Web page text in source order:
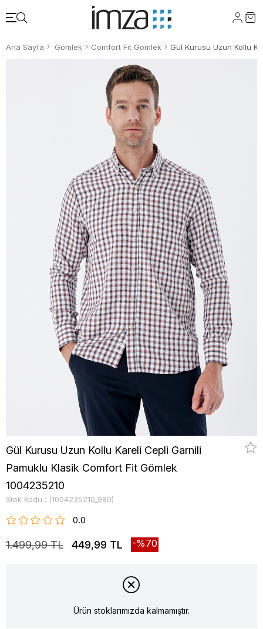
Ana Sayfa Gömlek Comfort Fit Gömlek
Gül Kurusu Uzun Kollu Kareli Cepli Garnili
Pamuklu Klasik Comfort Fit Gömlek
1004235210
Stok Kodu (1004235210_980)
0.0
1.499,99 TL 449,99 TL 70
Ürün stoklarımızda kalmamıştır.